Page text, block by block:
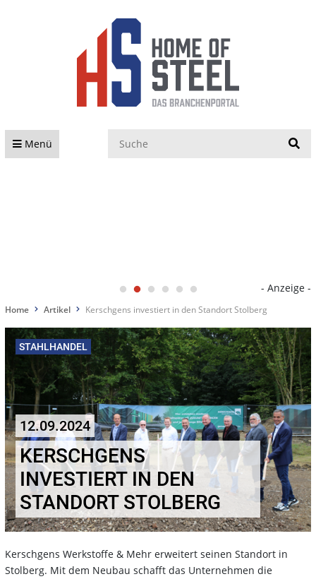
Menü
- Anzeige -
Home Artikel Kerschgens investiert in den Standort Stolberg
STAHLHANDEL
12.09.2024
KERSCHGENS
INVESTIERT IN DEN
STANDORT STOLBERG
Kerschgens Werkstoffe & Mehr erweitert seinen Standort in
Stolberg. Mit dem Neubau schafft das Unternehmen die